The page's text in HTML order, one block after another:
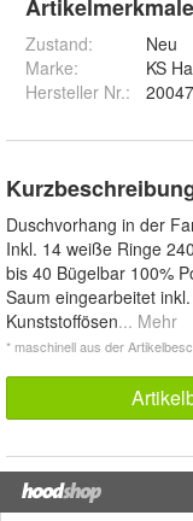
Artikelmerkmale
Zustand:
Neu
Marke:
KS
Hersteller Nr.:
Duschvorhang in der
Inkl. 14 weiße Ringe
bis 40 Bügelbar 100%
Saum eingearbeitet
Kunststoffösen... Mehr
* maschinell aus der